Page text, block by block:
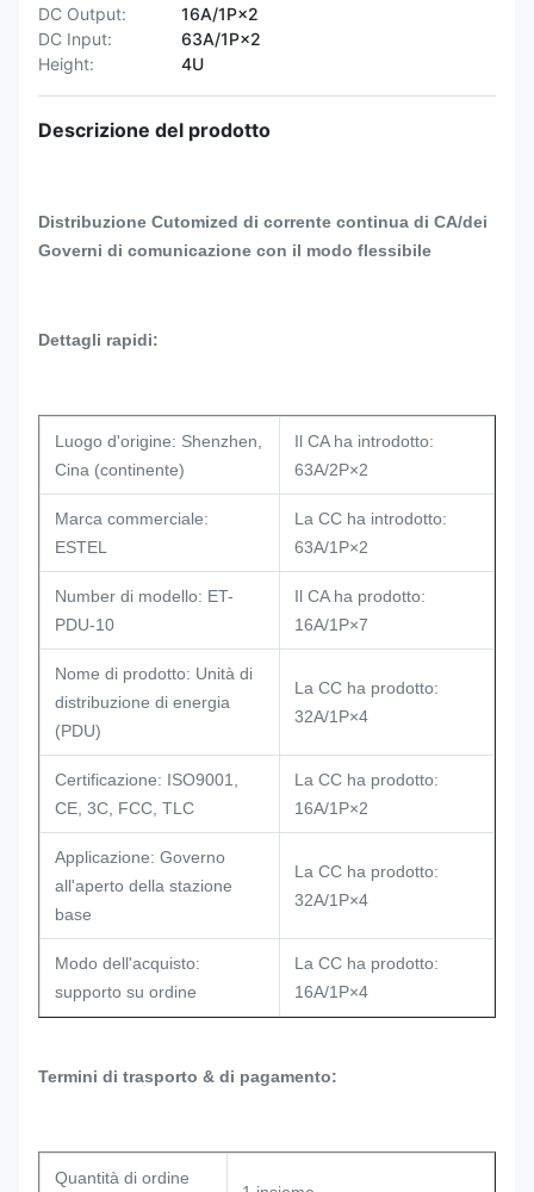
DC Output:
16A/1P×2
DC Input:
63A/1P×2
Height:
4U
Descrizione del prodotto
Distribuzione Cutomized di corrente continua di CA/dei
Governi di comunicazione con il modo flessibile
Dettagli rapidi:
Luogo d'origine: Shenzhen,
Cina (continente)
Il CA ha introdotto:
63A/2P×2
Marca commerciale:
ESTEL
La CC ha introdotto:
63A/1P×2
Number di modello: ET-
PDU-10
Il CA ha prodotto:
16A/1P×7
Nome di prodotto: Unità di
distribuzione di energia
(PDU)
La CC ha prodotto:
32A/1P×4
Certificazione: ISO9001,
CE, 3C, FCC, TLC
La CC ha prodotto:
16A/1P×2
Applicazione: Governo
all'aperto della stazione
base
La CC ha prodotto:
32A/1P×4
Modo dell'acquisto:
supporto su ordine
La CC ha prodotto:
16A/1P×4
Termini di trasporto & di pagamento:
Quantità di ordine